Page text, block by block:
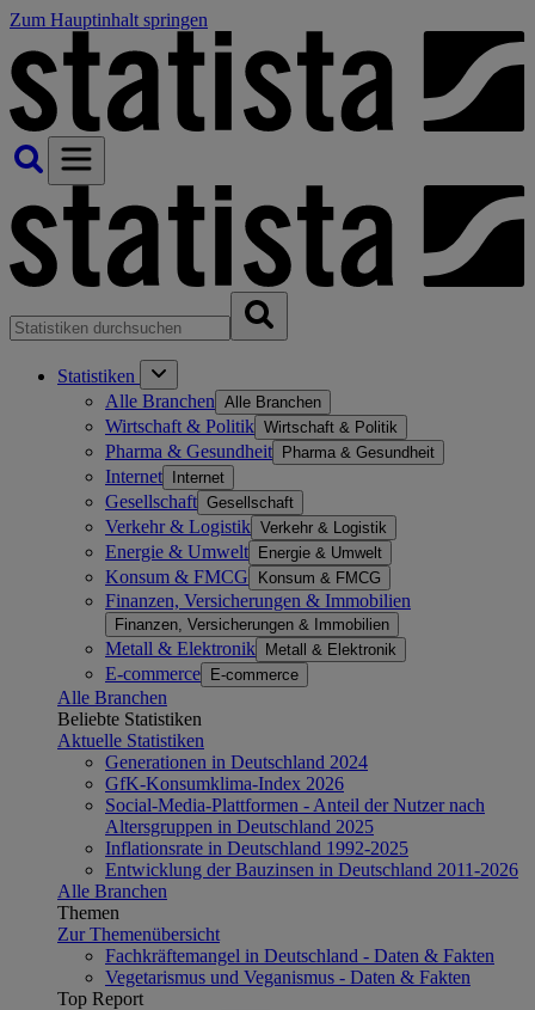
Zum Hauptinhalt springen
Statistiken
Alle Branchen Alle Branchen
Wirtschaft & Politik Wirtschaft & Politik
Pharma & Gesundheit Pharma & Gesundheit
Internet Internet
Gesellschaft Gesellschaft
Verkehr & Logistik Verkehr & Logistik
Energie & Umwelt Energie & Umwelt
Konsum & FMCG Konsum & FMCG
Finanzen, Versicherungen & Immobilien
Finanzen, Versicherungen & Immobilien
Metall & Elektronik Metall & Elektronik
E-commerce E-commerce
Alle Branchen
Beliebte Statistiken
Aktuelle Statistiken
Generationen in Deutschland 2024
GfK-Konsumklima-Index 2026
Social-Media-Plattformen - Anteil der Nutzer nach
Altersgruppen in Deutschland 2025
Inflationsrate in Deutschland 1992-2025
Entwicklung der Bauzinsen in Deutschland 2011-2026
Alle Branchen
Themen
Zur Themenübersicht
Fachkräftemangel in Deutschland - Daten & Fakten
Vegetarismus und Veganismus - Daten & Fakten
Top Report